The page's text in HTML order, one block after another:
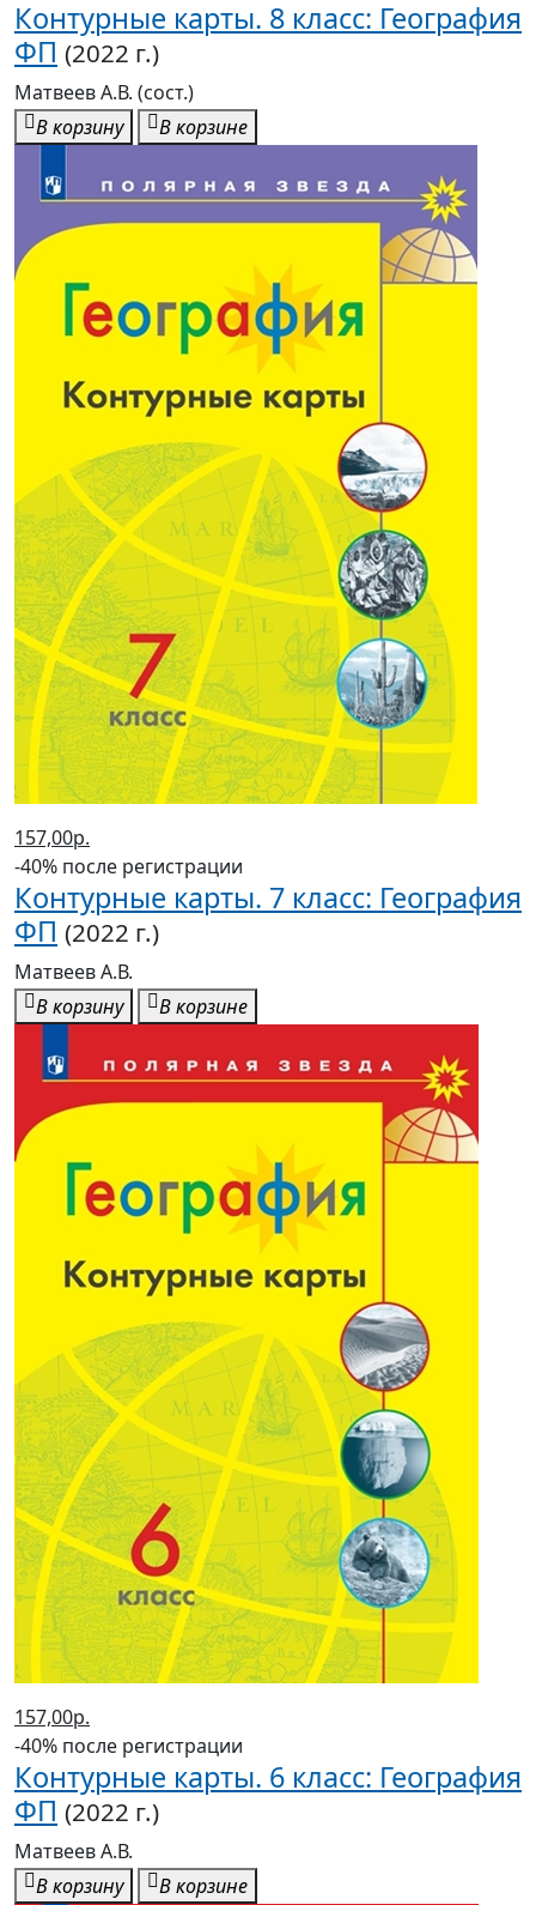
ФП (2022 г.)
Матвеев А.В. (сост.)
В корзину
В корзине
157,00р.
-40% после регистрации
Контурные карты. 7 класс: География
ФП (2022 г.)
Матвеев А.В.
В корзину
157,00р.
-40% после регистрации
Контурные карты. 6 класс: География
ФП (2022 г.)
Матвеев А.В.
В корзину